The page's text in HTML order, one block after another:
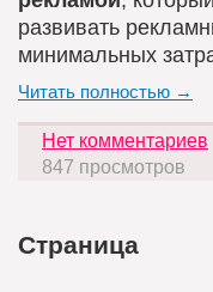
развивать
минимальных
Читать полностью →
Нет комментариев
847 просмотров
Страница